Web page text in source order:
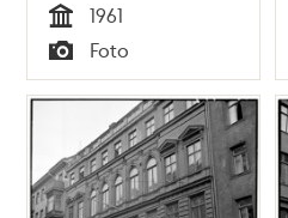
Tid
1961
Typ
Foto